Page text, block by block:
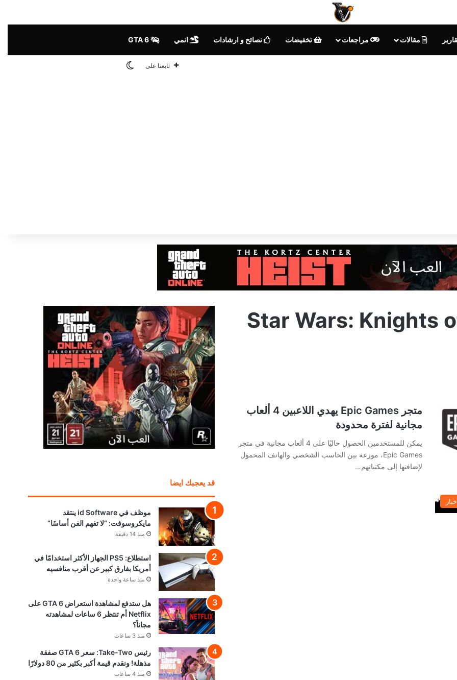
مقالات مراجعات تخفيضات نصائح و ارشادات انمي
تابعنا على الوضع المظلم
Star Wars: Knights
متجر Epic Games يهدي اللاعبين 4 ألعاب
مجانية لفترة محدودة
يمكن للمستخدمين الحصول حاليًا على 4 ألعاب مجانية في متجر
Epic Games، موزعة بين الحاسب الشخصي والهاتف المحمول
لإضافتها إلى مكتباتهم…
قد يعجبك ايضا
موظف في id Software ينتقد
مايكروسوفت: “لا تفهم الفن أساسًا”
منذ 14 دقيقة
استطلاع: PS5 الجهاز الأكثر استخدامًا في
أمريكا بفارق كبير عن أقرب منافسيه
منذ ساعة واحدة
هل ستدفع لمشاهدة استعراض GTA 6 على
Netflix أم تنتظر 6 ساعات لمشاهدته
مجاناً؟
منذ 3 ساعات
رئيس Take-Two: سعر GTA 6 صفقة
مذهلة! ونقدم قيمة أكبر بكثير من 80 دولارًا
منذ 4 ساعات